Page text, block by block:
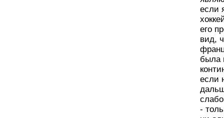
если
его
вид,
была
если
-